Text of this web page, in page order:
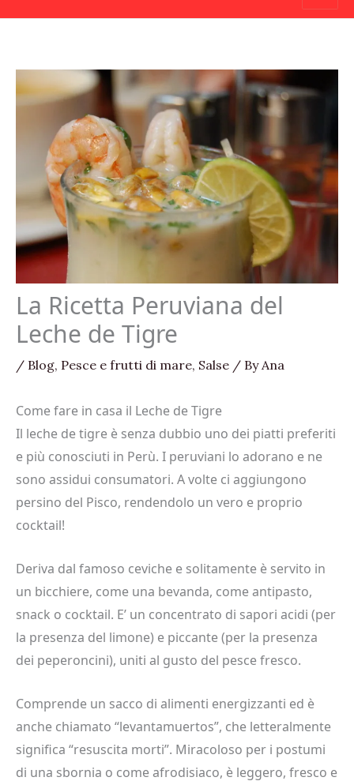
La Ricetta Peruviana del
Leche de Tigre
/ Blog, Pesce e frutti di mare, Salse / ByAna
Come fare in casa il Leche de Tigre
Il leche de tigre è senza dubbio uno dei piatti preferiti
e più conosciuti in Perù. I peruviani lo adorano e ne
sono assidui consumatori. A volte ci aggiungono
persino del Pisco, rendendolo un vero e proprio
cocktail!
Deriva dal famoso ceviche e solitamente è servito in
un bicchiere, come una bevanda, come antipasto,
snack o cocktail. E’ un concentrato di sapori acidi (per
la presenza del limone) e piccante (per la presenza
dei peperoncini), uniti al gusto del pesce fresco.
Comprende un sacco di alimenti energizzanti ed è
anche chiamato “levantamuertos”, che letteralmente
significa “resuscita morti”. Miracoloso per i postumi
di una sbornia o come afrodisiaco, è leggero, fresco e